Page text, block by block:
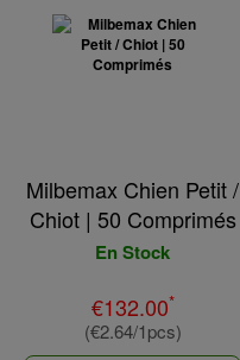
Milbemax Chien Petit /
Chiot | 50 Comprimés
En Stock
€132.00*
(€2.64/1pcs)